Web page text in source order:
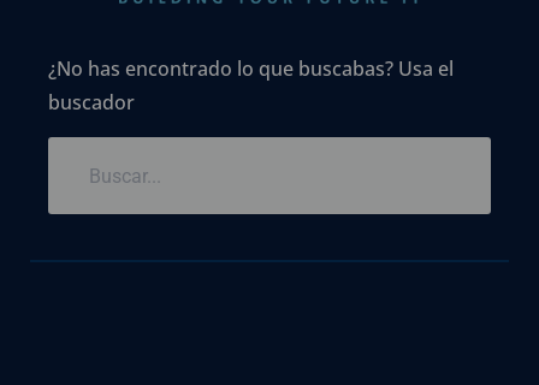
¿No has encontrado lo que buscabas? Usa el
buscador